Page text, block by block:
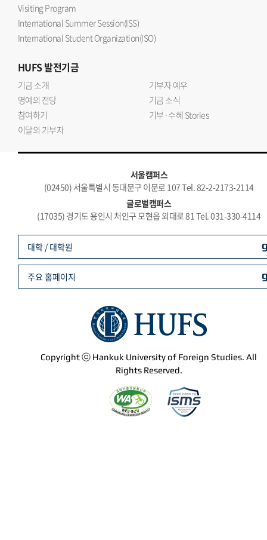
Visiting Program
International Summer Session(ISS)
International Student Organization(ISO)
HUFS발전기금
기금 소개
기부자 예우
명예의 전당
기금 소식
참여하기
기부·수혜 Stories
이달의 기부자
서울캠퍼스
(02450) 서울특별시 동대문구 이문로 107 Tel. 82-2-2173-2114
글로벌캠퍼스
(17035) 경기도 용인시 처인구 모현읍 외대로 81 Tel. 031-330-4114
Copyright ⓒ Hankuk University of Foreign Studies. All
Rights Reserved.
대학 / 대학원
주요 홈페이지